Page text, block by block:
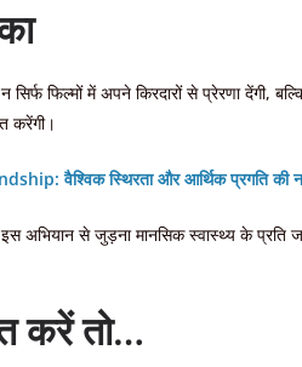
सिर्फ फिल्मों में अपने किरदारों से प्रेरणा
करेंगी।
वैश्विक स्थिरता और आर्थिक प्रगति की
इस अभियान से जुड़ना मानसिक स्वास्थ्य के
करें तो…